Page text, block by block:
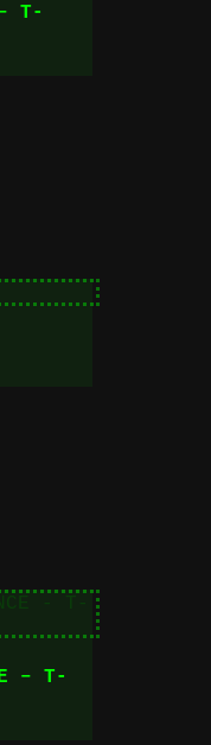
– T-
– T-